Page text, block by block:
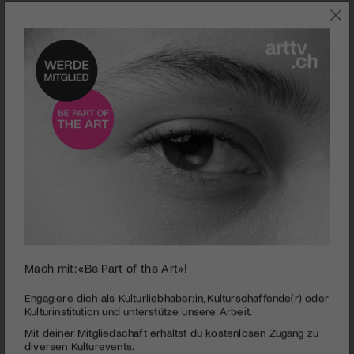
Der Tänzer Carlos Acosta mit der Regisseurin Icíar Bollaín.
PUBLIZIERT AM 27. FEBRUAR 2019
«Ich wusste zwar, dass Carlos Acosta Kubas wohl
Mach mit: «Be Part of the Art»!
Engagiere dich als Kulturliebhaber:in, Kulturschaffende(r) oder
Kulturinstitution und unterstütze unsere Arbeit.
Mit deiner Mitgliedschaft erhältst du kostenlosen Zugang zu
diversen Kulturevents.